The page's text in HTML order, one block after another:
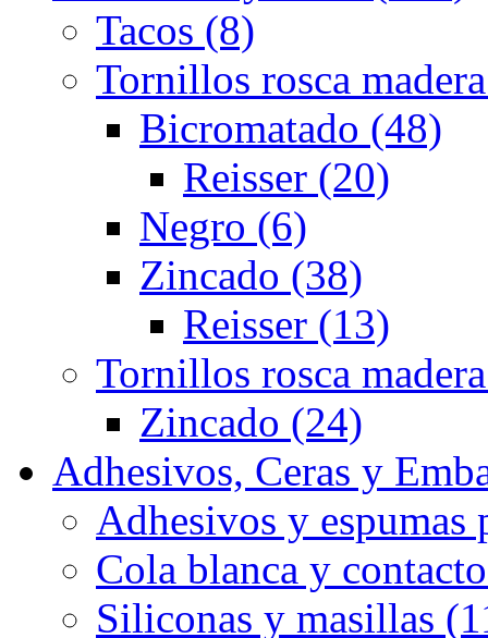
Tacos (8)
Tornillos rosca
Bicromatado (48)
Reisser (20)
Negro (6)
Zincado (38)
Reisser (13)
Tornillos rosca
Zincado (24)
Adhesivos, Ceras y
Adhesivos y
Cola blanca y
Siliconas y masillas